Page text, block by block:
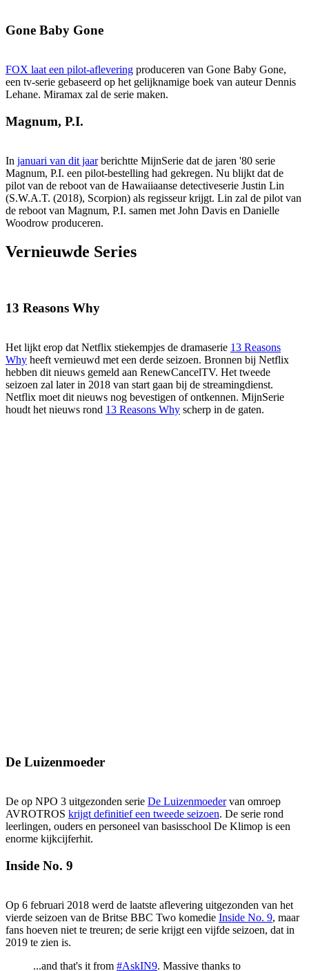
Gone Baby Gone
FOX laat een pilot-aflevering produceren van Gone Baby Gone,
een tv-serie gebaseerd op het gelijknamige boek van auteur Dennis
Lehane. Miramax zal de serie maken.
Magnum, P.I.
In januari van dit jaarberichtte MijnSerie dat de jaren '80 serie
Magnum, P.I. een pilot-bestelling had gekregen. Nu blijkt dat de
pilot van de reboot van de Hawaiiaanse detectiveserie Justin Lin
(S.W.A.T. (2018), Scorpion) als regisseur krijgt. Lin zal de pilot van
de reboot van Magnum, P.I. samen met John Davis en Danielle
Woodrow produceren.
Vernieuwde Series
13 Reasons Why
Het lijkt erop dat Netflix stiekempjes de dramaserie 13 Reasons
Why heeft vernieuwd met een derde seizoen. Bronnen bij Netflix
hebben dit nieuws gemeld aan RenewCancelTV. Het tweede
seizoen zal later in 2018 van start gaan bij de streamingdienst.
Netflix moet dit nieuws nog bevestigen of ontkennen. MijnSerie
houdt het nieuws rond 13 Reasons Why scherp in de gaten.
De Luizenmoeder
De op NPO 3 uitgezonden serie De Luizenmoedervan omroep
AVROTROS krijgt definitief een tweede seizoen. De serie rond
leerlingen, ouders en personeel van basisschool De Klimop is een
enorme kijkcijferhit.
Inside No. 9
Op 6 februari 2018 werd de laatste aflevering uitgezonden van het
vierde seizoen van de Britse BBC Two komedie Inside No. 9, maar
fans hoeven niet te treuren; de serie krijgt een vijfde seizoen, dat in
2019 te zien is.
...and that's it from #AskIN9. Massive thanks to